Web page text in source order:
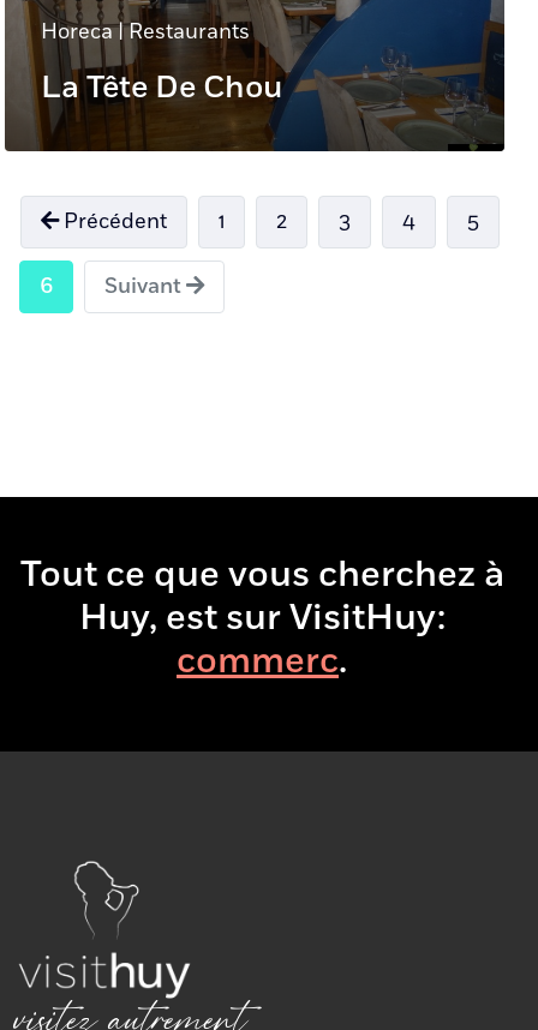
Horeca|Restaurants
La Tête De Chou
Précédent 1 2 3 4 5
6 Suivant
Tout ce que vous cherchez à
Huy, est sur VisitHuy:comm
visitez autrement